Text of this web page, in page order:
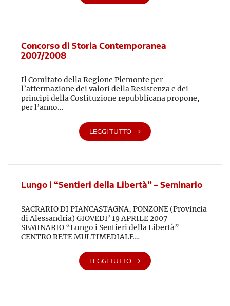
Concorso di Storia Contemporanea
2007/2008
Il Comitato della Regione Piemonte per
l’affermazione dei valori della Resistenza e dei
principi della Costituzione repubblicana propone,
per l’anno…
LEGGI TUTTO
Lungo i “Sentieri della Libertà” – Seminario
SACRARIO DI PIANCASTAGNA, PONZONE (Provincia
di Alessandria) GIOVEDI’ 19 APRILE 2007
SEMINARIO “Lungo i Sentieri della Libertà”
CENTRO RETE MULTIMEDIALE…
LEGGI TUTTO